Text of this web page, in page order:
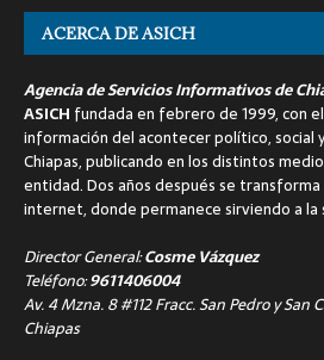
ACERCA DE ASICH
Agencia de Servicios Informativos de
ASICH fundada en febrero de 1999, con
información del acontecer político, social
Chiapas, publicando en los distintos
entidad. Dos años después se
internet, donde permanece sirviendo a la
Director General:Cosme Vázquez
Teléfono:9611406004
Av. 4 Mzna. 8 #112 Fracc. San Pedro y San
Chiapas